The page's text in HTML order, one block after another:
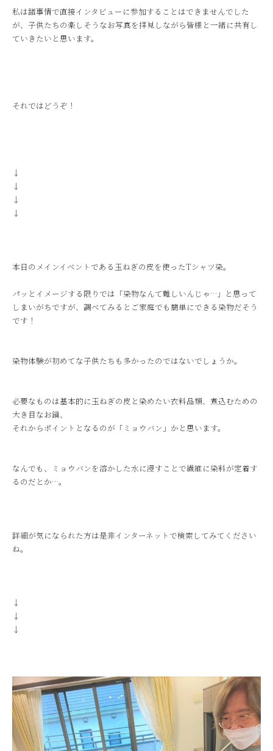
私は諸事情で直接インタビューに参加することはできませんでした
が、子供たちの楽しそうなお写真を拝見しながら皆様と一緒に共有し
ていきたいと思います。
それではどうぞ！
↓
↓
↓
↓
本日のメインイベントである玉ねぎの皮を使ったTシャツ染。
パッとイメージする限りでは「染物なんて難しいんじゃ…」と思って
しまいがちですが、調べてみるとご家庭でも簡単にできる染物だそう
です！
染物体験が初めてな子供たちも多かったのではないでしょうか。
必要なものは基本的に玉ねぎの皮と染めたい衣料品類、煮込むための
大き目なお鍋、
それからポイントとなるのが「ミョウバン」かと思います。
なんでも、ミョウバンを溶かした水に浸すことで繊維に染料が定着す
るのだとか…。
詳細が気になられた方は是非インターネットで検索してみてください
ね。
↓
↓
↓